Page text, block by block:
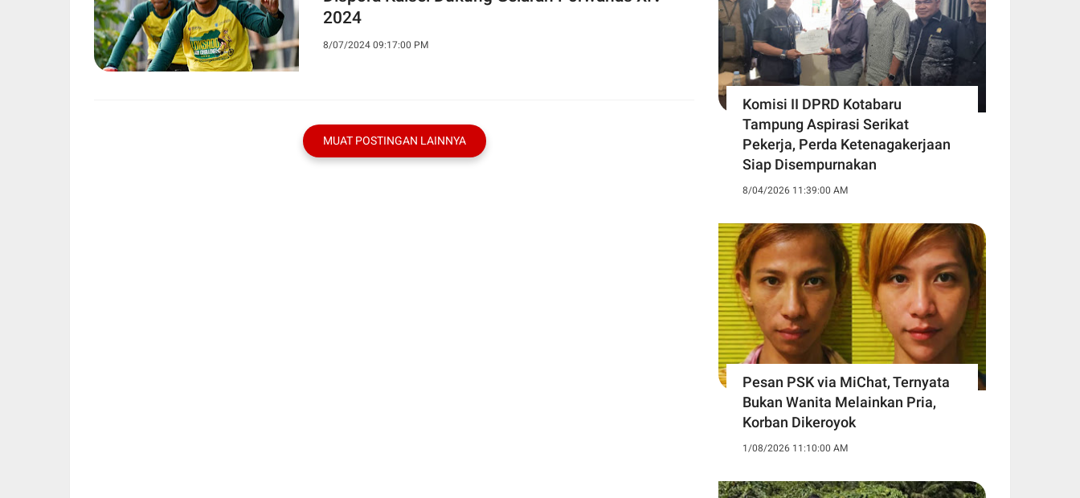
2024
8/07/2024 09:17:00 PM
MUAT POSTINGAN LAINNYA
Komisi II DPRD Kotabaru
Tampung Aspirasi Serikat
Pekerja, Perda Ketenagakerjaan
Siap Disempurnakan
8/04/2026 11:39:00 AM
Pesan PSK via MiChat, Ternyata
Bukan Wanita Melainkan Pria,
Korban Dikeroyok
1/08/2026 11:10:00 AM